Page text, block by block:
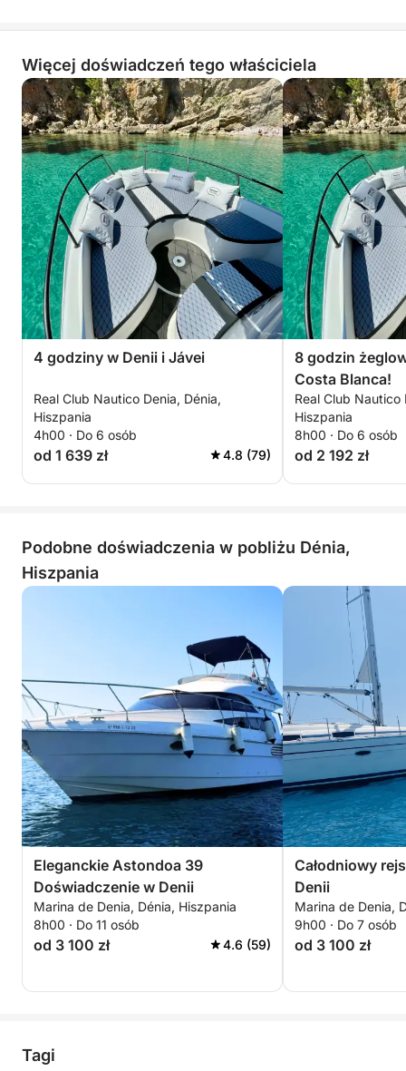
Więcej doświadczeń tego właściciela
4 godziny w Denii i Jávei
Real Club Nautico Denia, Dénia,
Hiszpania
4h00 · Do 6 osób
od 1 639 zł 4.8 (79)
8 godzin
Costa Blanca!
Real Club Nautico
Hiszpania
8h00 · Do 6 osób
od 2 192 zł
Podobne doświadczenia w pobliżu Dénia,
Hiszpania
Eleganckie Astondoa 39
Doświadczenie w Denii
Marina de Denia, Dénia, Hiszpania
8h00 · Do 11 osób
od 3 100 zł 4.6 (59)
Całodniowy
Denii
Marina de Denia,
9h00 · Do 7 osób
od 3 100 zł
Tagi